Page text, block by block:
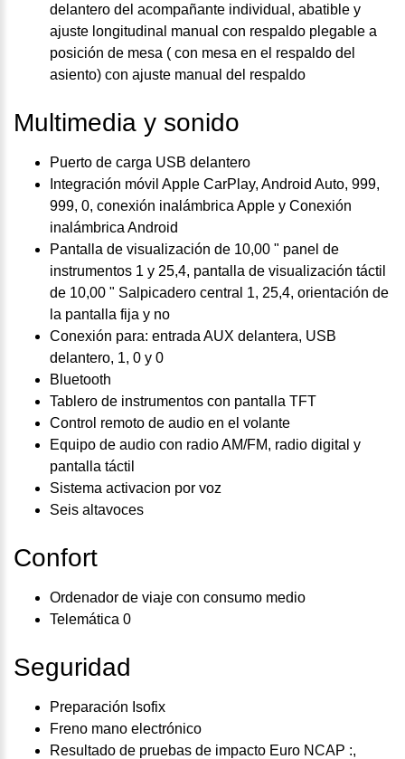
delantero del acompañante individual, abatible y
ajuste longitudinal manual con respaldo plegable a
posición de mesa ( con mesa en el respaldo del
asiento) con ajuste manual del respaldo
Multimedia y sonido
Puerto de carga USB delantero
Integración móvil Apple CarPlay, Android Auto, 999,
999, 0, conexión inalámbrica Apple y Conexión
inalámbrica Android
Pantalla de visualización de 10,00 " panel de
instrumentos 1 y 25,4, pantalla de visualización táctil
de 10,00 " Salpicadero central 1, 25,4, orientación de
la pantalla fija y no
Conexión para: entrada AUX delantera, USB
delantero, 1, 0 y 0
Bluetooth
Tablero de instrumentos con pantalla TFT
Control remoto de audio en el volante
Equipo de audio con radio AM/FM, radio digital y
pantalla táctil
Sistema activacion por voz
Seis altavoces
Confort
Ordenador de viaje con consumo medio
Telemática 0
Seguridad
Preparación Isofix
Freno mano electrónico
Resultado de pruebas de impacto Euro NCAP :,